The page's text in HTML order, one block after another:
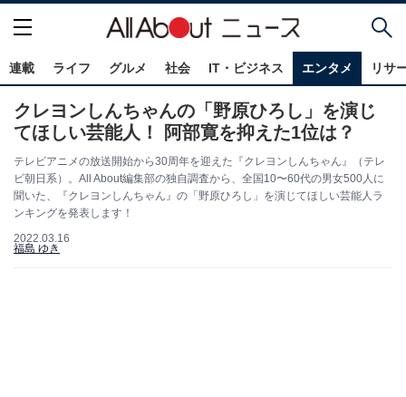
連載 ライフ グルメ 社会 IT・ビジネス エンタメ リサ
クレヨンしんちゃんの「野原ひろし」を演じ
てほしい芸能人！ 阿部寛を抑えた1位は？
テレビアニメの放送開始から30周年を迎えた『クレヨンしんちゃん』（テレ
ビ朝日系）。All About編集部の独自調査から、全国10〜60代の男女500人に
聞いた、『クレヨンしんちゃん』の「野原ひろし」を演じてほしい芸能人ラ
ンキングを発表します！
2022.03.16
福島 ゆき